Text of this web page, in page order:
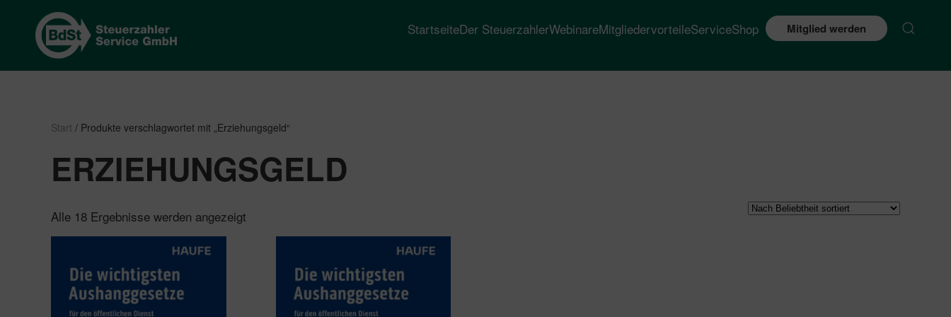
StartseiteDer SteuerzahlerWebinareMitgliedervorteileServiceShop Mitglied werden
Start / Produkte verschlagwortet mit „Erziehungsgeld“
ERZIEHUNGSGELD
Alle 18 Ergebnisse werden angezeigt
sortiert